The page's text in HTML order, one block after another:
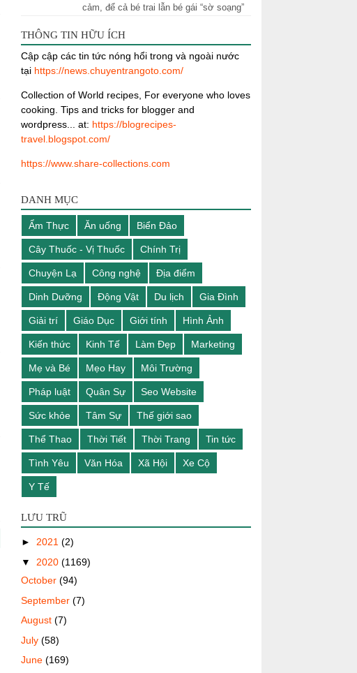
cảm, để cả bé trai lẫn bé gái “sờ soạng”
đang sống trong hoả...
THÔNG TIN HỮU ÍCH
Cập cập các tin tức nóng hổi trong và ngoài nước
tại https://news.chuyentrangoto.com/
Collection of World recipes, For everyone who loves
cooking. Tips and tricks for blogger and
wordpress... at: https://blogrecipes-
travel.blogspot.com/
https://www.share-collections.com
DANH MỤC
Ẩm Thực Ăn uống Biển Đảo
Cây Thuốc - Vị Thuốc Chính Trị
Chuyện Lạ Công nghệ Địa điểm
Dinh Dưỡng Động Vật Du lịch Gia Đình
Giải trí Giáo Dục Giới tính Hình Ảnh
Kiến thức Kinh Tế Làm Đẹp Marketing
Mẹ và Bé Mẹo Hay Môi Trường
Pháp luật Quân Sự Seo Website
Sức khỏe Tâm Sự Thế giới sao
Thể Thao Thời Tiết Thời Trang Tin tức
Tình Yêu Văn Hóa Xã Hội Xe Cộ
Y Tế
LƯU TRŨ
► 2021 (2)
▼ 2020 (1169)
October (94)
September (7)
August (7)
July (58)
June (169)